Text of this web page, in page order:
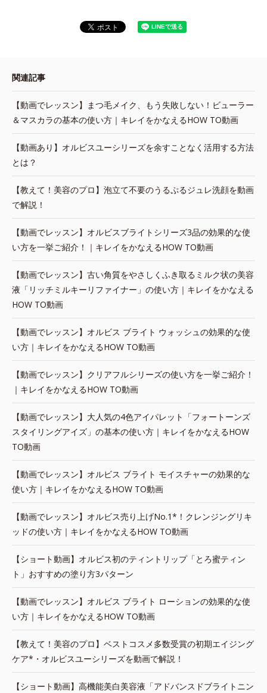
関連記事
【動画でレッスン】まつ毛メイク、もう失敗しない！ビューラー
＆マスカラの基本の使い方｜キレイをかなえるHOW TO動画
【動画あり】オルビスユーシリーズを余すことなく活用する方法
とは？
【教えて！美容のプロ】泡立て不要のうるぷるジュレ洗顔を動画
で解説！
【動画でレッスン】オルビスブライトシリーズ3品の効果的な使
い方を一挙ご紹介！｜キレイをかなえるHOW TO動画
【動画でレッスン】古い角質をやさしくふき取るミルク状の美容
液「リッチミルキーリファイナー」の使い方｜キレイをかなえる
HOW TO動画
【動画でレッスン】オルビス ブライト ウォッシュの効果的な使
い方｜キレイをかなえるHOW TO動画
【動画でレッスン】クリアフルシリーズの使い方を一挙ご紹介！
｜キレイをかなえるHOW TO動画
【動画でレッスン】大人気の4色アイパレット「フォートーンズ
スタイリングアイズ」の基本の使い方｜キレイをかなえるHOW
TO動画
【動画でレッスン】オルビス ブライト モイスチャーの効果的な
使い方｜キレイをかなえるHOW TO動画
【動画でレッスン】オルビス売り上げNo.1*！クレンジングリキ
ッドの使い方｜キレイをかなえるHOW TO動画
【ショート動画】オルビス初のティントリップ「とろ蜜ティン
ト」おすすめの塗り方3パターン
【動画でレッスン】オルビス ブライト ローションの効果的な使
い方｜キレイをかなえるHOW TO動画
【教えて！美容のプロ】ベストコスメ多数受賞の初期エイジング
ケア*・オルビスユーシリーズを動画で解説！
【ショート動画】高機能美白美容液「アドバンスドブライトニン